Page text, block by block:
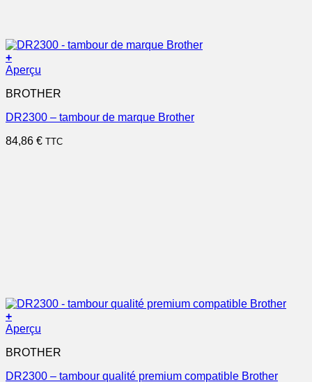
+
Aperçu
BROTHER
DR2300 – tambour de marque Brother
84,86 € TTC
+
Aperçu
BROTHER
DR2300 – tambour qualité premium compatible Brother